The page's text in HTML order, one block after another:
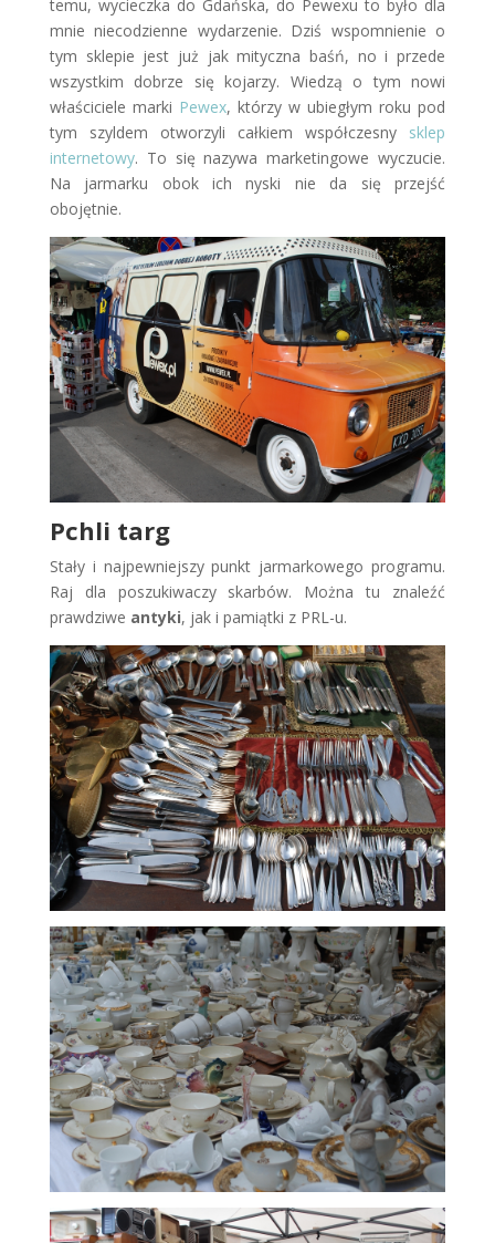
temu, wycieczka do Gdańska, do Pewexu to było dla
mnie niecodzienne wydarzenie. Dziś wspomnienie o
tym sklepie jest już jak mityczna baśń, no i przede
wszystkim dobrze się kojarzy. Wiedzą o tym nowi
właściciele marki Pewex, którzy w ubiegłym roku pod
tym szyldem otworzyli całkiem współczesny sklep
internetowy. To się nazywa marketingowe wyczucie.
Na jarmarku obok ich nyski nie da się przejść
obojętnie.
Pchli targ
Stały i najpewniejszy punkt jarmarkowego programu.
Raj dla poszukiwaczy skarbów. Można tu znaleźć
prawdziwe antyki, jak i pamiątki z PRL-u.